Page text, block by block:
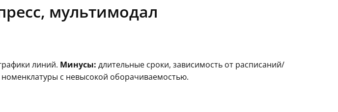
мультимодал
линий. Минусы: длительные сроки, зависимость от расписаний/
с невысокой оборачиваемостью.